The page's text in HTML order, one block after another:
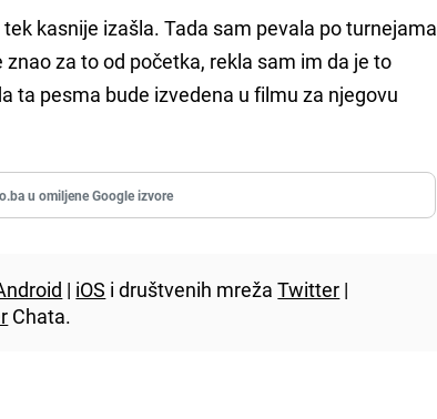
kasnije izašla. Tada sam pevala po turnejama
za to od početka, rekla sam im da je to
ta pesma bude izvedena u filmu za njegovu
u omiljene Google izvore
| iOS i društvenih mrežaTwitter |
Chata.